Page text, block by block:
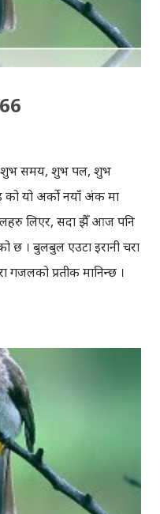
आफू सिनेमाहलमा त छैन भन्ने
समस्या र फिल्म उद्योगमा
। नाटकमा कलाकारको
समय, शुभ पल, शुभ
को यो अर्को नयाँ अंक मा
लिएर, सदा झैँ आज पनि
छ । बुलबुल एउटा इरानी चरा
गजलको प्रतीक मानिन्छ ।
उमंग अनि थुप्रै मनका
हामी सबै एउटा
नाम दिन्छौं -
लाग्छौं, गजलको भावनात्मक
युग सम्म लगाएर
Bulbul : Episode-166